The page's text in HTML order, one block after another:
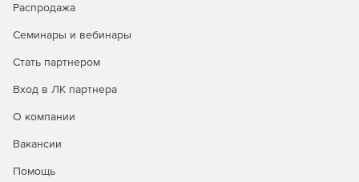
Распродажа
Семинары и вебинары
Стать партнером
Вход в ЛК партнера
О компании
Вакансии
Помощь